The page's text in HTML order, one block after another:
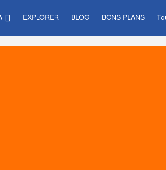
EXPLORER BLOG BONS PLANS